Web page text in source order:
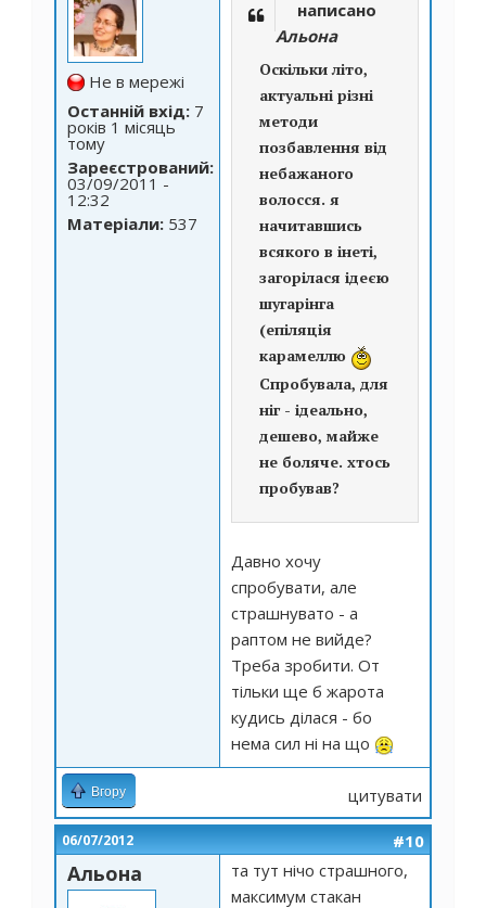
Не в мережі
Останній вхід: 7
років 1 місяць
тому
Зареєстрований:
03/09/2011 -
12:32
Матеріали: 537
написано
Альона
Оскільки літо,
актуальні різні
методи
позбавлення від
небажаного
волосся. я
начитавшись
всякого в інеті,
загорілася ідеєю
шугарінга
(епіляція
карамеллю
Спробувала, для
ніг - ідеально,
дешево, майже
не боляче. хтось
пробував?
Давно хочу
спробувати, але
страшнувато - а
раптом не вийде?
Треба зробити. От
тільки ще б жарота
кудись ділася - бо
нема сил ні на що
Вгору цитувати
06/07/2012 #10
Альона
та тут нічо страшного,
максимум стакан